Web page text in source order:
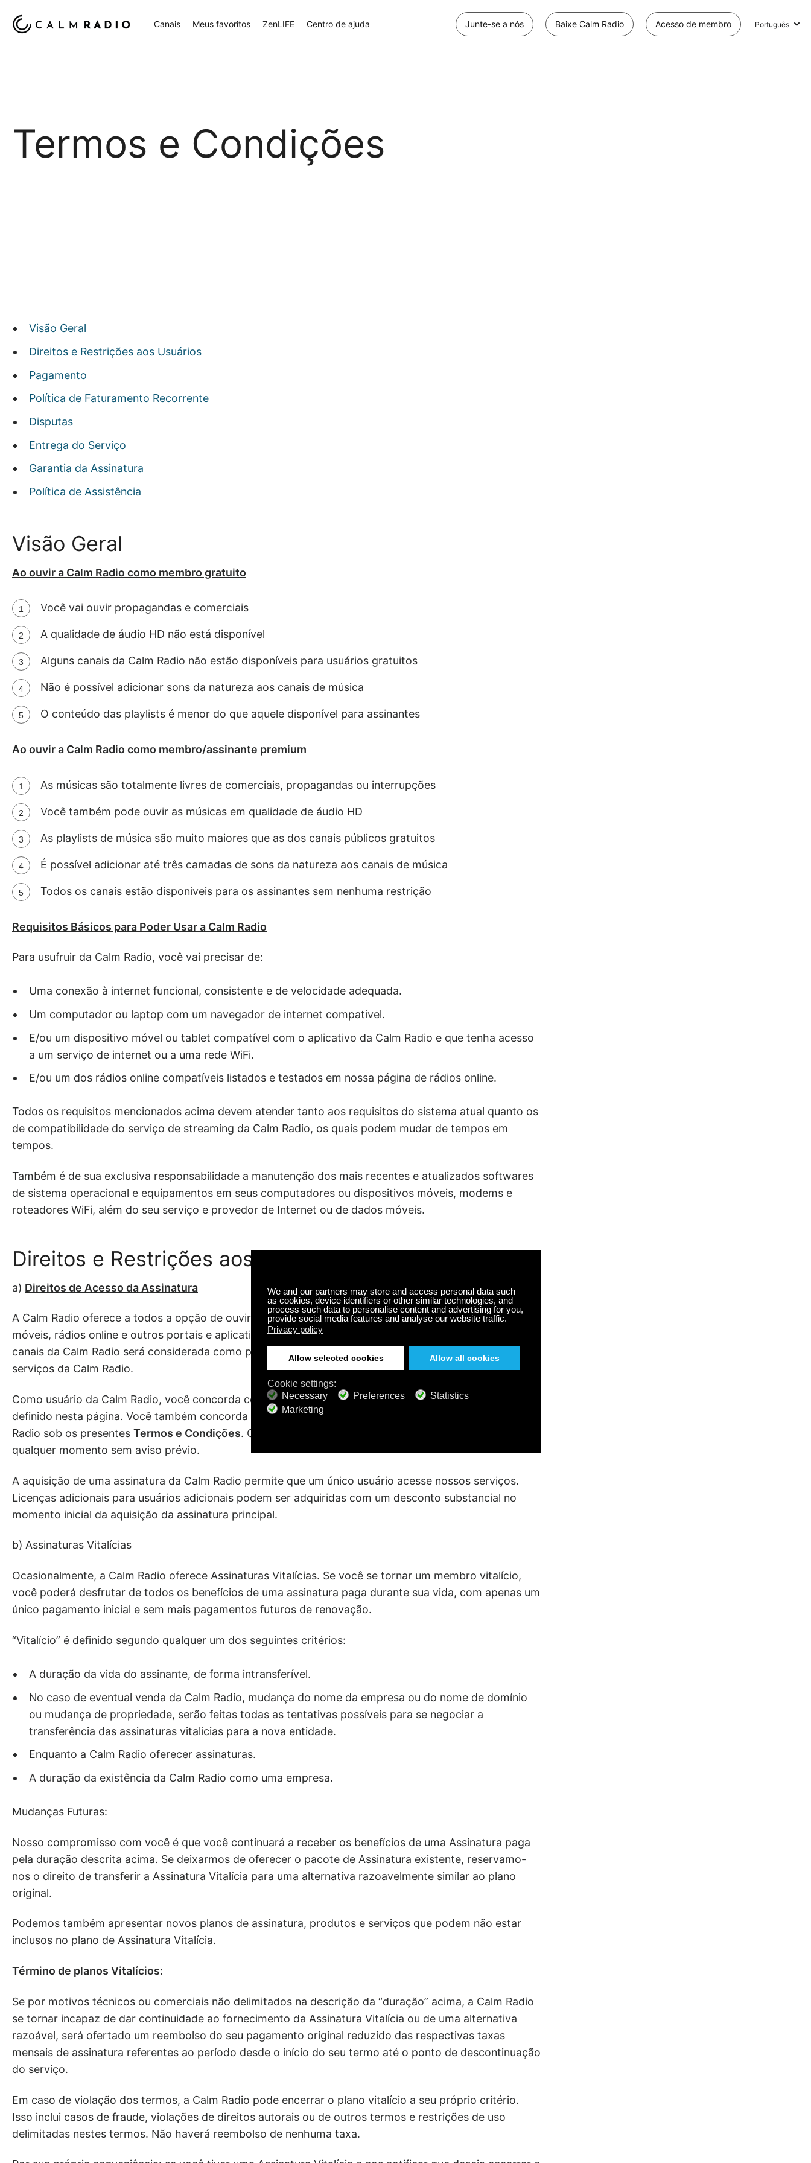
Canais Meus favoritos ZenLIFE Centro de ajuda Junte-se a nós Baixe Calm Radio Acesso de membro Português
Termos e Condições
Visão Geral
Direitos e Restrições aos Usuários
Pagamento
Política de Faturamento Recorrente
Disputas
Entrega do Serviço
Garantia da Assinatura
Política de Assistência
Visão Geral
Ao ouvir a Calm Radio como membro gratuito
Você vai ouvir propagandas e comerciais
A qualidade de áudio HD não está disponível
Alguns canais da Calm Radio não estão disponíveis para usuários gratuitos
Não é possível adicionar sons da natureza aos canais de música
O conteúdo das playlists é menor do que aquele disponível para assinantes
Ao ouvir a Calm Radio como membro/assinante premium
As músicas são totalmente livres de comerciais, propagandas ou interrupções
Você também pode ouvir as músicas em qualidade de áudio HD
As playlists de música são muito maiores que as dos canais públicos gratuitos
É possível adicionar até três camadas de sons da natureza aos canais de música
Todos os canais estão disponíveis para os assinantes sem nenhuma restrição
Requisitos Básicos para Poder Usar a Calm Radio
Para usufruir da Calm Radio, você vai precisar de:
Uma conexão à internet funcional, consistente e de velocidade adequada.
Um computador ou laptop com um navegador de internet compatível.
E/ou um dispositivo móvel ou tablet compatível com o aplicativo da Calm Radio e que tenha acesso
a um serviço de internet ou a uma rede WiFi.
E/ou um dos rádios online compatíveis listados e testados em nossa página de rádios online.
Todos os requisitos mencionados acima devem atender tanto aos requisitos do sistema atual quanto os
de compatibilidade do serviço de streaming da Calm Radio, os quais podem mudar de tempos em
tempos.
Também é de sua exclusiva responsabilidade a manutenção dos mais recentes e atualizados softwares
de sistema operacional e equipamentos em seus computadores ou dispositivos móveis, modems e
roteadores WiFi, além do seu serviço e provedor de Internet ou de dados móveis.
Direitos e Restrições aos Usuários
a) Direitos de Acesso da Assinatura
A Calm Radio oferece a todos a opção de ouvir gratuitamente por meio do site, de vários aplicativos
móveis, rádios online e outros portais e aplicativos de terceiros. A opção de ouvir gratuitamente os
canais da Calm Radio será considerada como período de teste para todos os não assinantes dos
serviços da Calm Radio.
Como usuário da Calm Radio, você concorda com osTermos e Condições da Calm Radioconforme
definido nesta página. Você também concorda que está aderindo a um contrato vinculativo com a Calm
Radio sob os presentes Termos e Condições. Os
qualquer momento sem aviso prévio.
A aquisição de uma assinatura da Calm Radio permite que um único usuário acesse nossos serviços.
Licenças adicionais para usuários adicionais podem ser adquiridas com um desconto substancial no
momento inicial da aquisição da assinatura principal.
b) Assinaturas Vitalícias
Ocasionalmente, a Calm Radio oferece Assinaturas Vitalícias. Se você se tornar um membro vitalício,
você poderá desfrutar de todos os benefícios de uma assinatura paga durante sua vida, com apenas um
único pagamento inicial e sem mais pagamentos futuros de renovação.
“Vitalício” é definido segundo qualquer um dos seguintes critérios:
A duração da vida do assinante, de forma intransferível.
No caso de eventual venda da Calm Radio, mudança do nome da empresa ou do nome de domínio
ou mudança de propriedade, serão feitas todas as tentativas possíveis para se negociar a
transferência das assinaturas vitalícias para a nova entidade.
Enquanto a Calm Radio oferecer assinaturas.
A duração da existência da Calm Radio como uma empresa.
Mudanças Futuras:
Nosso compromisso com você é que você continuará a receber os benefícios de uma Assinatura paga
pela duração descrita acima. Se deixarmos de oferecer o pacote de Assinatura existente, reservamo-
nos o direito de transferir a Assinatura Vitalícia para uma alternativa razoavelmente similar ao plano
original.
Podemos também apresentar novos planos de assinatura, produtos e serviços que podem não estar
inclusos no plano de Assinatura Vitalícia.
Término de planos Vitalícios:
Se por motivos técnicos ou comerciais não delimitados na descrição da “duração” acima, a Calm Radio
se tornar incapaz de dar continuidade ao fornecimento da Assinatura Vitalícia ou de uma alternativa
razoável, será ofertado um reembolso do seu pagamento original reduzido das respectivas taxas
mensais de assinatura referentes ao período desde o início do seu termo até o ponto de descontinuação
do serviço.
Em caso de violação dos termos, a Calm Radio pode encerrar o plano vitalício a seu próprio critério.
Isso inclui casos de fraude, violações de direitos autorais ou de outros termos e restrições de uso
delimitadas nestes termos. Não haverá reembolso de nenhuma taxa.